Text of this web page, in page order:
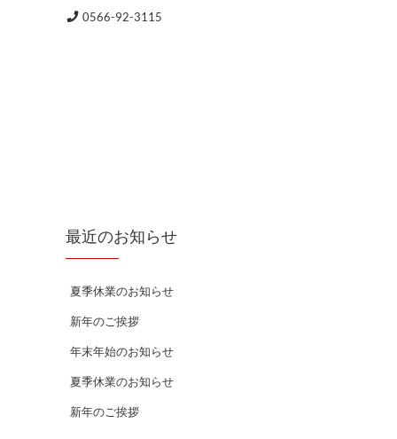
0566-92-3115
最近のお知らせ
夏季休業のお知らせ
新年のご挨拶
年末年始のお知らせ
夏季休業のお知らせ
新年のご挨拶